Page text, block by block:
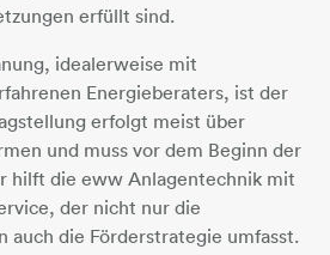
erfüllt sind.
idealerweise mit
Energieberaters, ist der
erfolgt meist über
und muss vor dem Beginn der
hilft die eww Anlagentechnik mit
der nicht nur die
auch die Förderstrategie umfasst.